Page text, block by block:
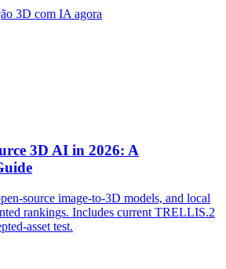
3D com IA agora
3D AI in 2026: A
source image-to-3D models, and local
rankings. Includes current TRELLIS.2
asset test.